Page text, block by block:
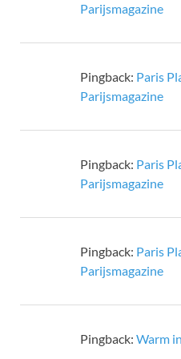
Parijsmagazine
Pingback: Paris
Parijsmagazine
Pingback: Paris
Parijsmagazine
Pingback: Paris
Parijsmagazine
Pingback: Warm